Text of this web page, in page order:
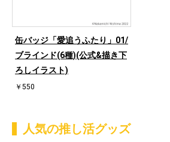
缶バッジ「愛追うふたり」01/
ブラインド(6種)(公式&描き下
ろしイラスト)
￥550
人気の推し活グッズ